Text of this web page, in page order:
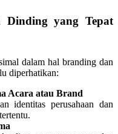
Dinding yang Tepat
dalam hal branding dan
diperhatikan:
Acara atau Brand
identitas perusahaan dan